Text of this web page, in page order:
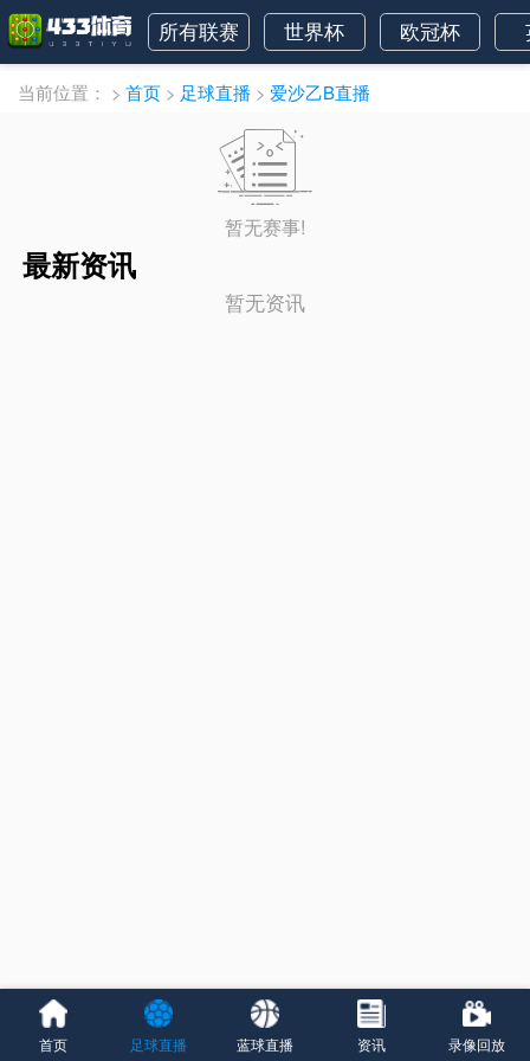
所有联赛 世界杯 欧冠杯
当前位置： > 首页 > 足球直播 > 爱沙乙B直播
暂无赛事!
最新资讯
暂无资讯
首页 足球直播 蓝球直播 资讯 录像回放